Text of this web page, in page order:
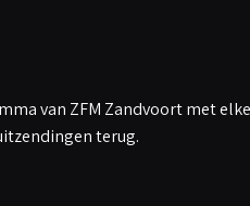
van ZFM Zandvoort met
terug.